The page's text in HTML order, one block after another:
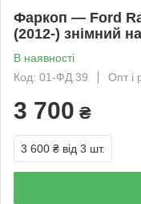
Фаркоп — Ford
(2012-) знімний
В наявності
Код: 01-ФД.39
Опт і
3 700 ₴
3 600 ₴ від 3 шт.